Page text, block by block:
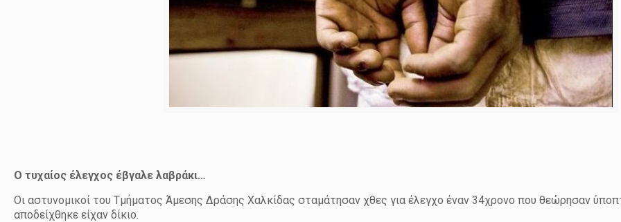
Ο τυχαίος έλεγχος έβγαλε λαβράκι…
Οι αστυνομικοί του Τμήματος Άμεσης Δράσης Χαλκίδας σταμάτησαν χθες για έλεγχο έναν 34χρονο που θεώρησαν
αποδείχθηκε είχαν δίκιο.